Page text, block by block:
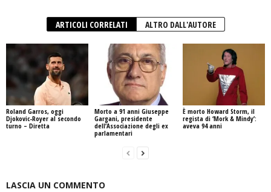
ARTICOLI CORRELATI ALTRO DALL'AUTORE
Roland Garros, oggi
Djokovic-Royer al secondo
turno – Diretta
Morto a 91 anni Giuseppe
Gargani, presidente
dell’Associazione degli ex
parlamentari
È morto Howard Storm, il
regista di ‘Mork & Mindy’:
aveva 94 anni
LASCIA UN COMMENTO